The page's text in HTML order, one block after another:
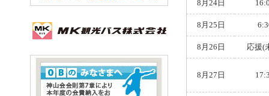
8月24日
8月25日
8月26日 応援(
8月27日